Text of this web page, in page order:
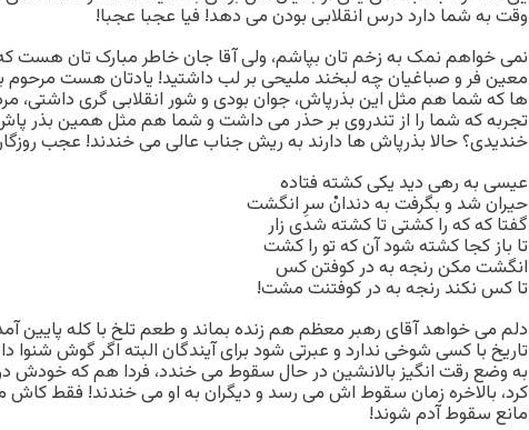
وقت به شما دارد درس انقلابى بودن مى دهد! فیا عجبا عجبا!
نمى خواهم نمک به زخم تان بپاشم، ولى آقا جان خاطر مبارک تان هست
معین فر و صباغیان چه لبخند ملیحى بر لب داشتید! یادتان هست مرحوم
ها که شما هم مثل این بذرپاش، جوان بودى و شور انقلابى گرى داشتى،
تجربه که شما را از تندروى بر حذر مى داشت و شما هم مثل همین بذر
خندیدى؟ حالا بذرپاش ها دارند به ریش جناب عالى مى خندند! عجب
عیسی به رهی دید یکی کشته فتاده
حیران شد و بگرفت به دندانْ سرِ انگشت
گفتا که که را کشتی تا کشته شدی زار
تا باز کجا کشته شود آن که تو را کشت
انگشت مکن رنجه به در کوفتن کس
تا کس نکند رنجه به در کوفتنت مشت!
دلم مى خواهد آقاى رهبر معظم هم زنده بماند و طعم تلخ با کله پایین
تاریخ با کسى شوخى ندارد و عبرتى شود براى آیندگان البته اگر گوش شنوا
به وضع رقت انگیز بالانشین در حال سقوط مى خندد، فردا هم که خودش در
کرد، بالاخره زمان سقوط اش مى رسد و دیگران به او مى خندند! فقط کاش
مانع سقوط آدم شوند!